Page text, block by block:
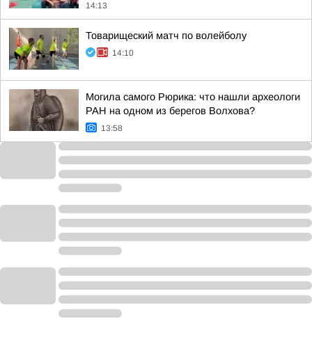
14:13
Товарищеский матч по волейболу
14:10
Могила самого Рюрика: что нашли археологи
РАН на одном из берегов Волхова?
13:58